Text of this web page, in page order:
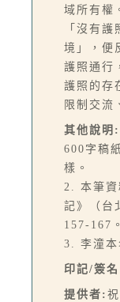
域所有權
「沒有
境」，便
護照通行
護照的存
限制交流
其他說明:
600字稿
樣。
2. 本筆資
記》（台
157-167。
3. 李潼本
印記/簽
提供者: